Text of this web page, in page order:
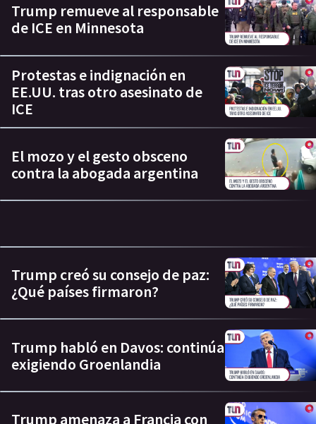
Trump remueve al responsable
de ICE en Minnesota
Protestas e indignación en
EE.UU. tras otro asesinato de
ICE
El mozo y el gesto obsceno
contra la abogada argentina
Trump creó su consejo de paz:
¿Qué países firmaron?
Trump habló en Davos: continúa
exigiendo Groenlandia
Trump amenaza a Francia con